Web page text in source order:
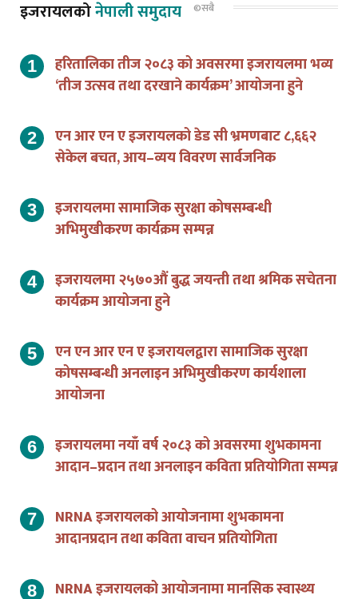
हरितालिका तीज २०८३ को अवसरमा इजरायलमा भव्य
‘तीज उत्सव तथा दरखाने कार्यक्रम’ आयोजना हुने
एन आर एन ए इजरायलको डेड सी भ्रमणबाट ८,६६२
सेकेल बचत, आय–व्यय विवरण सार्वजनिक
इजरायलमा सामाजिक सुरक्षा कोषसम्बन्धी
अभिमुखीकरण कार्यक्रम सम्पन्न
इजरायलमा २५७०औं बुद्ध जयन्ती तथा श्रमिक सचेतना
कार्यक्रम आयोजना हुने
एन एन आर एन ए इजरायलद्वारा सामाजिक सुरक्षा
कोषसम्बन्धी अनलाइन अभिमुखीकरण कार्यशाला
आयोजना
इजरायलमा नयाँ वर्ष २०८३ को अवसरमा शुभकामना
आदान–प्रदान तथा अनलाइन कविता प्रतियोगिता सम्पन्न
NRNA इजरायलको आयोजनामा शुभकामना
आदानप्रदान तथा कविता वाचन प्रतियोगिता
NRNA इजरायलको आयोजनामा मानसिक स्वास्थ्य